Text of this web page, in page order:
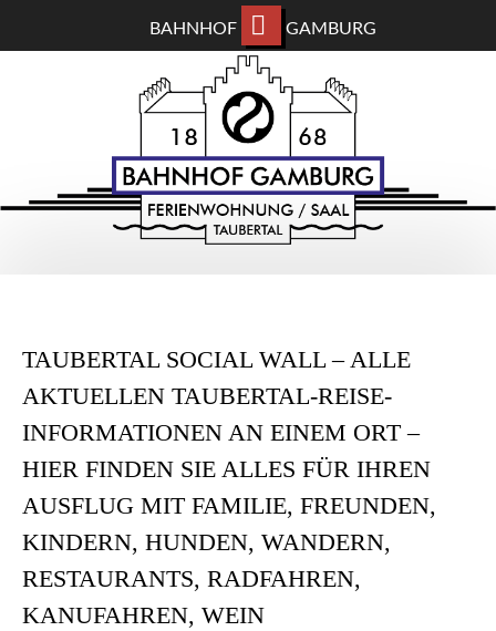
BAHNHOF GAMBURG
BAHNHOF GAMBURG
Ferienwohnung und Eventsaal im Taubertal
TAUBERTAL SOCIAL WALL – ALLE
AKTUELLEN TAUBERTAL-REISE-
INFORMATIONEN AN EINEM ORT –
HIER FINDEN SIE ALLES FÜR IHREN
AUSFLUG MIT FAMILIE, FREUNDEN,
KINDERN, HUNDEN, WANDERN,
RESTAURANTS, RADFAHREN,
KANUFAHREN, WEIN